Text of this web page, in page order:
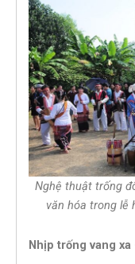
Nghệ thuật trống
văn hóa trong lễ
Nhịp trống vang